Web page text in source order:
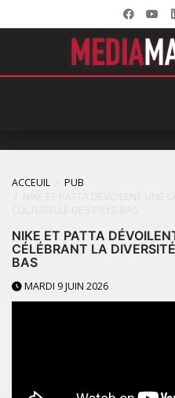
ACCEUIL
PUB
NIKE ET PATTA
CÉLÉBRANT LA
BAS
MARDI 9 JUIN 2026